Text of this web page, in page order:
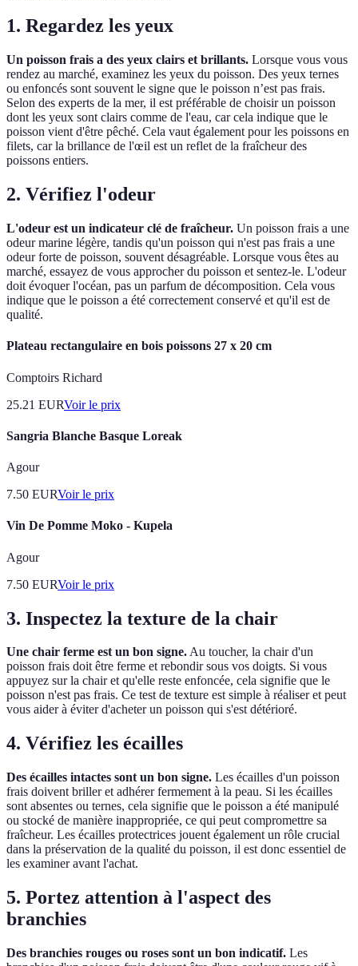
1. Regardez les yeux
Un poisson frais a des yeux clairs et brillants. Lorsque vous vous
rendez au marché, examinez les yeux du poisson. Des yeux ternes
ou enfoncés sont souvent le signe que le poisson n’est pas frais.
Selon des experts de la mer, il est préférable de choisir un poisson
dont les yeux sont clairs comme de l'eau, car cela indique que le
poisson vient d'être pêché. Cela vaut également pour les poissons en
filets, car la brillance de l'œil est un reflet de la fraîcheur des
poissons entiers.
2. Vérifiez l'odeur
L'odeur est un indicateur clé de fraîcheur. Un poisson frais a une
odeur marine légère, tandis qu'un poisson qui n'est pas frais a une
odeur forte de poisson, souvent désagréable. Lorsque vous êtes au
marché, essayez de vous approcher du poisson et sentez-le. L'odeur
doit évoquer l'océan, pas un parfum de décomposition. Cela vous
indique que le poisson a été correctement conservé et qu'il est de
qualité.
Plateau rectangulaire en bois poissons 27 x 20 cm
Comptoirs Richard
25.21 EURVoir le prix
Sangria Blanche Basque Loreak
Agour
7.50 EURVoir le prix
Vin De Pomme Moko - Kupela
Agour
7.50 EURVoir le prix
3. Inspectez la texture de la chair
Une chair ferme est un bon signe.Au toucher, la chair d'un
poisson frais doit être ferme et rebondir sous vos doigts. Si vous
appuyez sur la chair et qu'elle reste enfoncée, cela signifie que le
poisson n'est pas frais. Ce test de texture est simple à réaliser et peut
vous aider à éviter d'acheter un poisson qui s'est détérioré.
4. Vérifiez les écailles
Des écailles intactes sont un bon signe. Les écailles d'un poisson
frais doivent briller et adhérer fermement à la peau. Si les écailles
sont absentes ou ternes, cela signifie que le poisson a été manipulé
ou stocké de manière inappropriée, ce qui peut compromettre sa
fraîcheur. Les écailles protectrices jouent également un rôle crucial
dans la préservation de la qualité du poisson, il est donc essentiel de
les examiner avant l'achat.
5. Portez attention à l'aspect des
branchies
Des branchies rouges ou roses sont un bon indicatif. Les